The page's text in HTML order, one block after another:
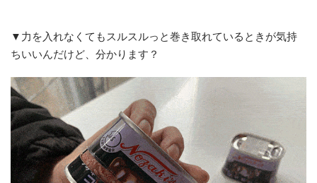
▼力を入れなくてもスルスルっと巻き取れているときが気持
ちいいんだけど、分かります？